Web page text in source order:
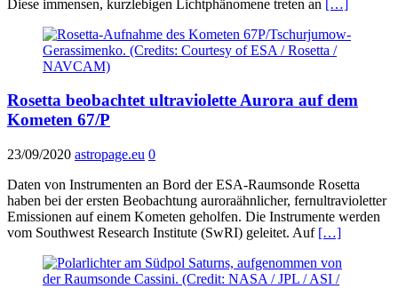
Diese immensen, kurzlebigen Lichtphänomene treten an […]
Rosetta beobachtet ultraviolette Aurora auf dem
Kometen 67/P
23/09/2020 astropage.eu 0
Daten von Instrumenten an Bord der ESA-Raumsonde Rosetta
haben bei der ersten Beobachtung auroraähnlicher, fernultravioletter
Emissionen auf einem Kometen geholfen. Die Instrumente werden
vom Southwest Research Institute (SwRI) geleitet. Auf […]